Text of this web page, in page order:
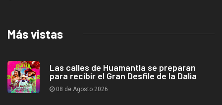
Más vistas
Las calles de Huamantla se preparan
para recibir el Gran Desfile de la Dalia
08 de Agosto 2026